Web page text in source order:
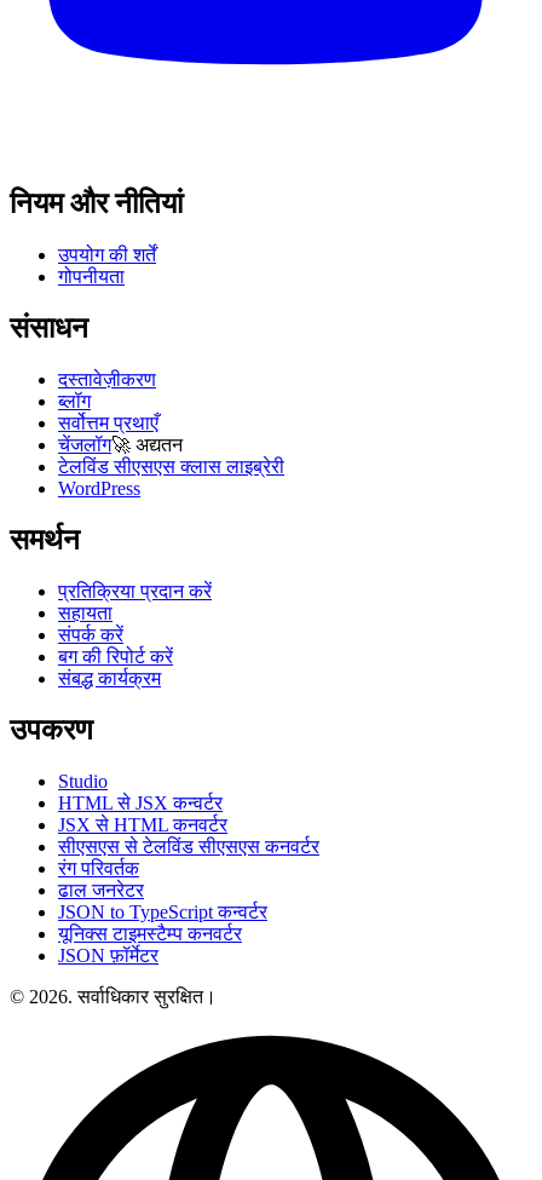
नियम और नीतियां
उपयोग की शर्तें
गोपनीयता
संसाधन
दस्तावेज़ीकरण
ब्लॉग
सर्वोत्तम प्रथाएँ
चेंजलॉग🚀 अद्यतन
टेलविंड सीएसएस क्लास लाइब्रेरी
WordPress
समर्थन
प्रतिक्रिया प्रदान करें
सहायता
संपर्क करें
बग की रिपोर्ट करें
संबद्ध कार्यक्रम
उपकरण
Studio
HTML से JSX कन्वर्टर
JSX से HTML कनवर्टर
सीएसएस से टेलविंड सीएसएस कनवर्टर
रंग परिवर्तक
ढाल जनरेटर
JSON to TypeScript कन्वर्टर
यूनिक्स टाइमस्टैम्प कनवर्टर
JSON फ़ॉर्मेटर
© 2026. सर्वाधिकार सुरक्षित।